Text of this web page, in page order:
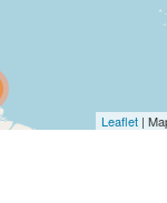
Leaflet |